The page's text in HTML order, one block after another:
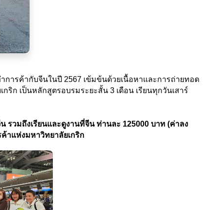
การค้ากับจีนในปี 2567 เข้มข้นด้วยเนื้อหาและการถ่ายทอด
ก เป็นหลักสูตรอบรมระยะสั้น 3 เดือน เรียนทุกวันเสาร์
วมถึงเรียนและดูงานที่จีน ท่านละ 125000 บาท (ค่าลง
าแห่งมหาวิทยาลัยเกริก